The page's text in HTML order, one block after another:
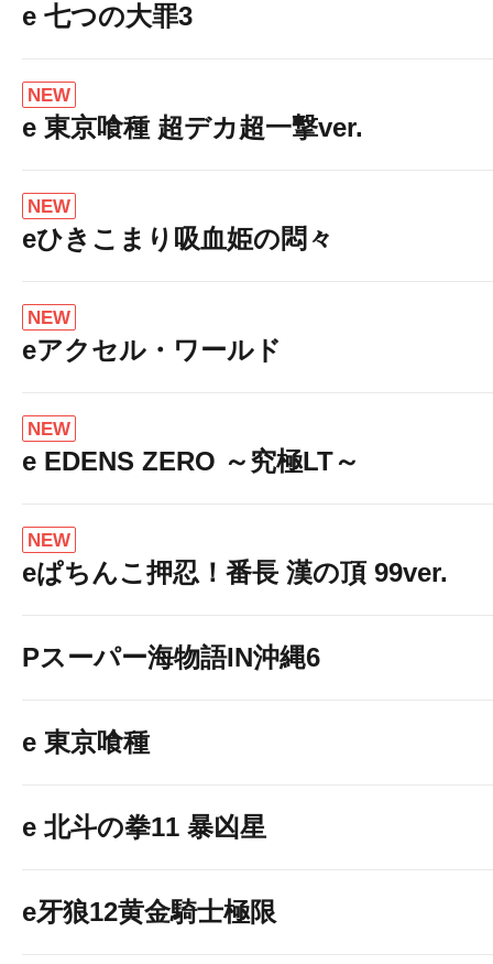
e 七つの大罪3
NEW
e 東京喰種 超デカ超一撃ver.
NEW
eひきこまり吸血姫の悶々
NEW
eアクセル・ワールド
NEW
e EDENS ZERO ～究極LT～
NEW
eぱちんこ押忍！番長 漢の頂 99ver.
Pスーパー海物語IN沖縄6
e 東京喰種
e 北斗の拳11 暴凶星
e牙狼12黄金騎士極限